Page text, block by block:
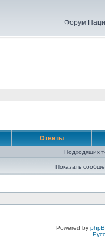
Форум
Ответы
Подходящих
Показать
Powered by